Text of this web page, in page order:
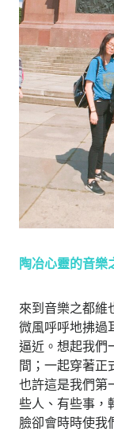
陶冶心靈的音樂
來到音樂之都維
微風呼呼地拂過
逼近。想起我們
間；一起穿著正
也許這是我們第
些人、有些事，
臉卻會時時使我